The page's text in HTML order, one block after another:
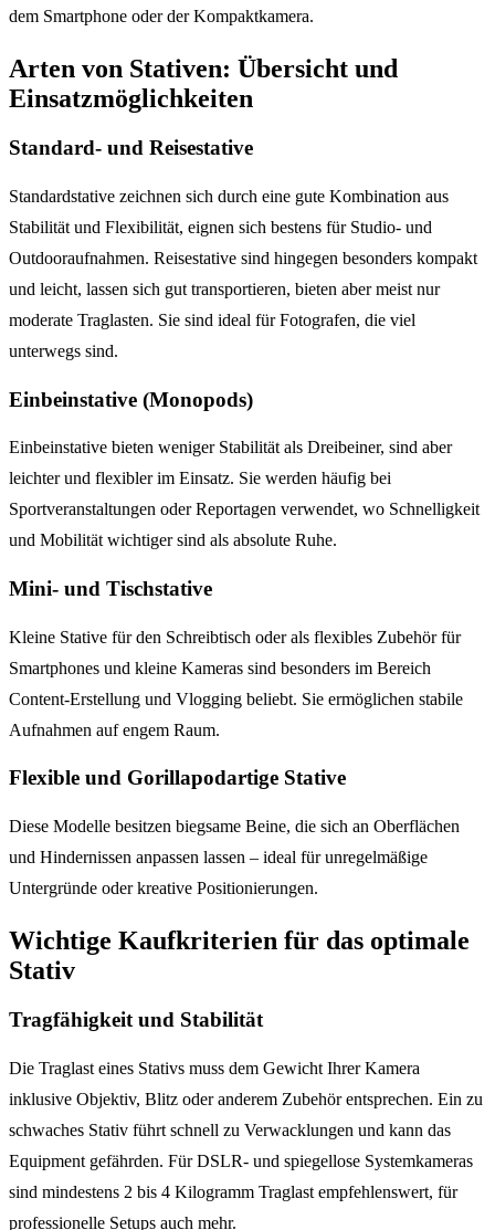
dem Smartphone oder der Kompaktkamera.
Arten von Stativen: Übersicht und
Einsatzmöglichkeiten
Standard- und Reisestative
Standardstative zeichnen sich durch eine gute Kombination aus
Stabilität und Flexibilität, eignen sich bestens für Studio- und
Outdooraufnahmen. Reisestative sind hingegen besonders kompakt
und leicht, lassen sich gut transportieren, bieten aber meist nur
moderate Traglasten. Sie sind ideal für Fotografen, die viel
unterwegs sind.
Einbeinstative (Monopods)
Einbeinstative bieten weniger Stabilität als Dreibeiner, sind aber
leichter und flexibler im Einsatz. Sie werden häufig bei
Sportveranstaltungen oder Reportagen verwendet, wo Schnelligkeit
und Mobilität wichtiger sind als absolute Ruhe.
Mini- und Tischstative
Kleine Stative für den Schreibtisch oder als flexibles Zubehör für
Smartphones und kleine Kameras sind besonders im Bereich
Content-Erstellung und Vlogging beliebt. Sie ermöglichen stabile
Aufnahmen auf engem Raum.
Flexible und Gorillapodartige Stative
Diese Modelle besitzen biegsame Beine, die sich an Oberflächen
und Hindernissen anpassen lassen – ideal für unregelmäßige
Untergründe oder kreative Positionierungen.
Wichtige Kaufkriterien für das optimale
Stativ
Tragfähigkeit und Stabilität
Die Traglast eines Stativs muss dem Gewicht Ihrer Kamera
inklusive Objektiv, Blitz oder anderem Zubehör entsprechen. Ein zu
schwaches Stativ führt schnell zu Verwacklungen und kann das
Equipment gefährden. Für DSLR- und spiegellose Systemkameras
sind mindestens 2 bis 4 Kilogramm Traglast empfehlenswert, für
professionelle Setups auch mehr.